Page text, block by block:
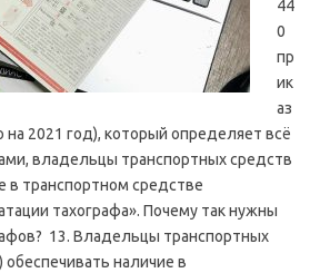
44
0
пр
ик
аз
на 2021 год), который определяет всё
владельцы транспортных средств
в транспортном средстве
тахографа». Почему так нужны
13. Владельцы транспортных
наличие в